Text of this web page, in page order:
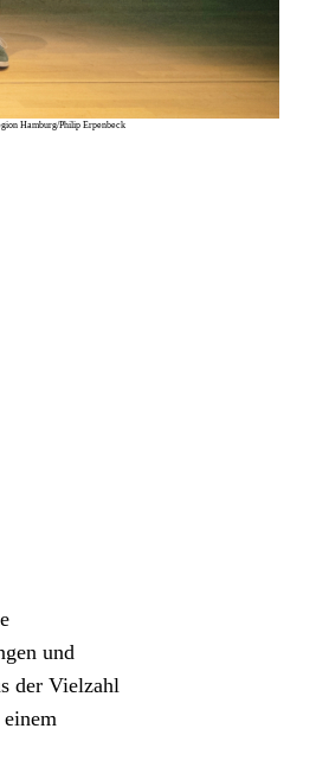
Hamburg/Philip Erpenbeck
und
der Vielzahl